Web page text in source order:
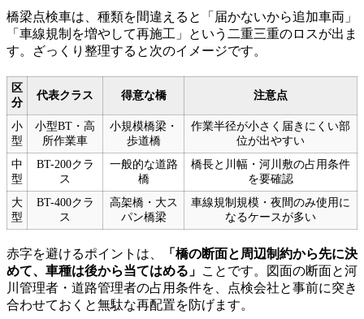
橋梁点検車は、種類を間違えると「届かないから追加車両」
「車線規制を増やして再施工」という二重三重のロスが出ま
す。ざっくり整理すると次のイメージです。
区
分
代表クラス 得意な橋 注意点
小
型
小型BT・高
所作業車
小規模橋梁・
歩道橋
作業半径が小さく届きにくい部
位が出やすい
中
型
BT-200クラ
ス
一般的な道路
橋
橋長と川幅・河川敷の占用条件
を要確認
大
型
BT-400クラ
ス
高架橋・大ス
パン橋梁
車線規制規模・夜間のみ使用に
なるケースが多い
赤字を避けるポイントは、
「橋の断面と周辺制約から先に決
めて、車種は後から当てはめる」 ことです。図面の断面と河
川管理者・道路管理者の占用条件を、点検会社と事前に突き
合わせておくと無駄な再配置を防げます。